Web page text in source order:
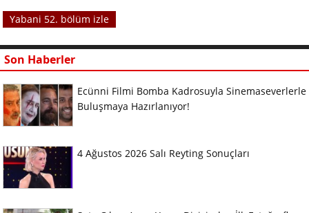
Yabani 52. bölüm izle
Son Haberler
Ecünni Filmi Bomba Kadrosuyla Sinemaseverlerle
Buluşmaya Hazırlanıyor!
4 Ağustos 2026 Salı Reyting Sonuçları